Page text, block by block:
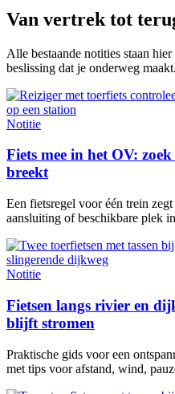
Van vertrek tot
Alle bestaande notities staan
beslissing dat je onderweg maakt.
Notitie
Fiets mee in het OV:
breekt
Een fietsregel voor één trein
aansluiting of beschikbare plek
Notitie
Fietsen langs rivier en
blijft stromen
Praktische gids voor een
met tips voor afstand, wind,